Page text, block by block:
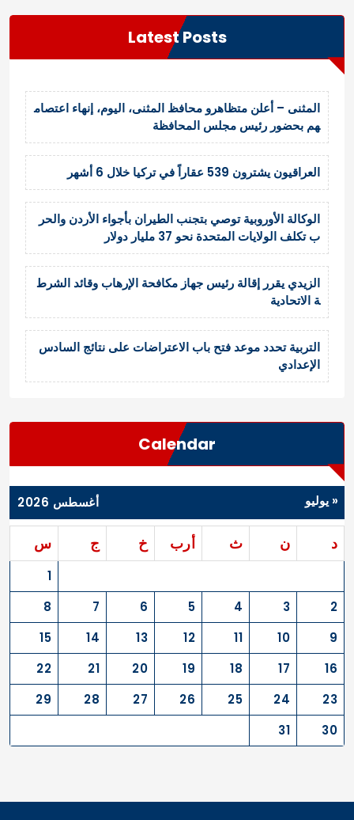
Latest Posts
المثنى – أعلن متظاهرو محافظ المثنى، اليوم، إنهاء اعتصام
هم بحضور رئيس مجلس المحافظة
العراقيون يشترون 539 عقاراً في تركيا خلال 6 أشهر
الوكالة الأوروبية توصي بتجنب الطيران بأجواء الأردن والحر
ب تكلف الولايات المتحدة نحو 37 مليار دولار
الزيدي يقرر إقالة رئيس جهاز مكافحة الإرهاب وقائد الشرط
ة الاتحادية
التربية تحدد موعد فتح باب الاعتراضات على نتائج السادس
الإعدادي
Calendar
أغسطس 2026
د ن ث أرب خ ج س
1
2
3
4
5
6
7
8
9
10
11
12
13
14
15
16
17
18
19
20
21
22
23
24
25
26
27
28
29
30
31
« يوليو